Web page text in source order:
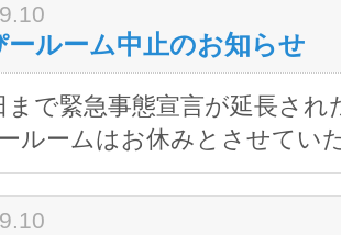
ールーム中止のお知らせ
まで緊急事態宣言が延長さ
ルームはお休みとさせてい